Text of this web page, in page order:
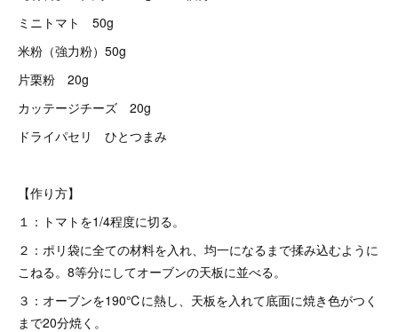
ミニトマト 50g
米粉（強力粉）50g
片栗粉 20g
カッテージチーズ 20g
ドライパセリ ひとつまみ
【作り方】
１：トマトを1/4程度に切る。
２：ポリ袋に全ての材料を入れ、均一になるまで揉み込むように
こねる。8等分にしてオーブンの天板に並べる。
３：オーブンを190℃に熱し、天板を入れて底面に焼き色がつく
まで20分焼く。